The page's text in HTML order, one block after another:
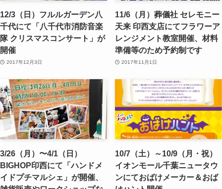
12/3（日）フルルガーデン八
千代にて「八千代市消防音楽
隊 クリスマスコンサート」が
開催
2017年12月3日
11/6（月）葬儀社 セレモニー
天来 印西支店にてフラワーア
レンジメント教室開催、材料
準備等のため予約制です
2017年11月1日
3/26（月）〜4/1（日）
BIGHOP印西にて「ハンドメ
イドプチマルシェ」が開催、
10/7（土）～10/9（月・祝）
イオンモール千葉ニュータウ
ンにておばけメーカー＆おば